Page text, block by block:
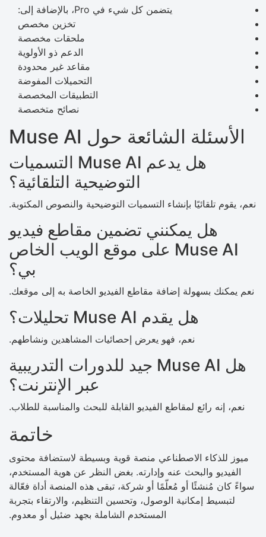
يتضمن كل شيء في Pro، بالإضافة إلى:
تخزين مخصص
ملحقات مخصصة
الدعم ذو الأولوية
مقاعد غير محدودة
التحميلات المفوضة
التطبيقات المخصصة
نصائح متخصصة
الأسئلة الشائعة حول Muse AI
هل يدعم Muse AI التسميات
التوضيحية التلقائية؟
نعم، يقوم تلقائيًا بإنشاء التسميات التوضيحية والنصوص المكتوبة.
هل يمكنني تضمين مقاطع فيديو
Muse AI على موقع الويب الخاص
بي؟
نعم يمكنك بسهولة إضافة مقاطع الفيديو الخاصة به إلى موقعك.
هل يقدم Muse AI تحليلات؟
نعم، فهو يعرض إحصائيات المشاهدين ونشاطهم.
هل Muse AI جيد للدورات التدريبية
عبر الإنترنت؟
نعم، إنه رائع لمقاطع الفيديو القابلة للبحث والمناسبة للطلاب.
خاتمة
ميوز للذكاء الاصطناعي منصة قوية وبسيطة لاستضافة محتوى
الفيديو والبحث عنه وإدارته. بغض النظر عن هوية المستخدم،
سواءً كان مُنشئًا أو مُعلّمًا أو شركة، تبقى هذه المنصة أداة فعّالة
لتبسيط إمكانية الوصول، وتحسين التنظيم، والارتقاء بتجربة
المستخدم الشاملة بجهد ضئيل أو معدوم.